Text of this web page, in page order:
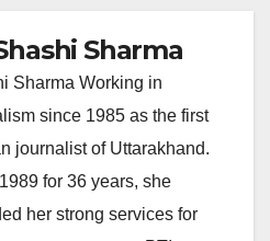
Sharma
Sharma Working in
since 1985 as the first
journalist of Uttarakhand.
for 36 years, she
her strong services for